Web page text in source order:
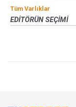
Tüm Varlıklar
EDITÖRÜN SEÇIMI